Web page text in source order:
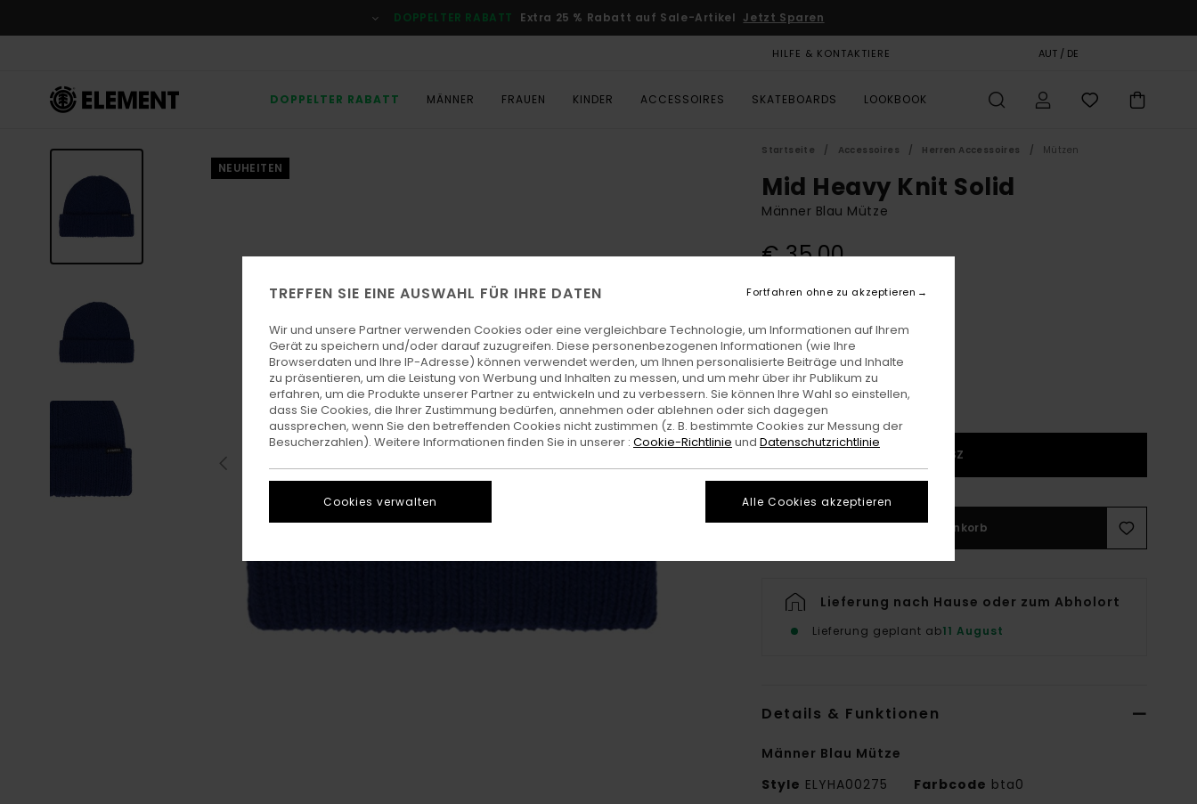
Produktinformation
DOPPELTER RABATT Extra 25 % Rabatt auf Sale-Artikel Jetzt Sparen
HILFE & KONTAKTIERE AUT / DE
DOPPELTER RABATT MÄNNER FRAUEN KINDER ACCESSOIRES SKATEBOARDS LOOKBOOK
NEUHEITEN
Startseite Accessoires Herren Accessoires Mützen
Mid Heavy Knit Solid
Männer Blau Mütze
€ 35,00
1SZ
In den Warenkorb
Lieferung nach Hause oder zum Abholort
Lieferung geplant ab11 August
Details & Funktionen
Männer Blau Mütze
Style ELYHA00275 Farbcode bta0
TREFFEN SIE EINE AUSWAHL FÜR IHRE DATEN
Wir und unsere Partner verwenden Cookies oder eine vergleichbare Technologie, um Informationen auf Ihrem
Gerät zu speichern und/oder darauf zuzugreifen. Diese personenbezogenen Informationen (wie Ihre
Browserdaten und Ihre IP-Adresse) können verwendet werden, um Ihnen personalisierte Beiträge und Inhalte
zu präsentieren, um die Leistung von Werbung und Inhalten zu messen, und um mehr über ihr Publikum zu
erfahren, um die Produkte unserer Partner zu entwickeln und zu verbessern. Sie können Ihre Wahl so einstellen,
dass Sie Cookies, die Ihrer Zustimmung bedürfen, annehmen oder ablehnen oder sich dagegen
aussprechen, wenn Sie den betreffenden Cookies nicht zustimmen (z. B. bestimmte Cookies zur Messung der
Besucherzahlen). Weitere Informationen finden Sie in unserer : Cookie-Richtlinie und Datenschutzrichtlinie
Cookies verwalten
Fortfahren ohne zu akzeptieren
Alle Cookies akzeptieren